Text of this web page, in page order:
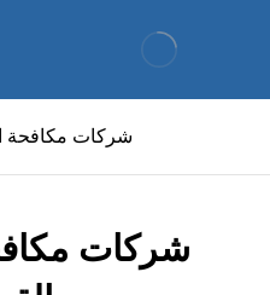
شركات مكافحة
شركات